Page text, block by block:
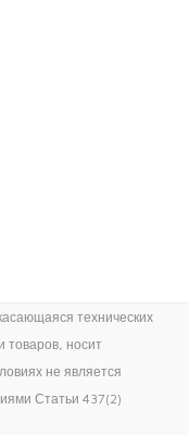
технических
товаров, носит
не является
Статьи 437(2)